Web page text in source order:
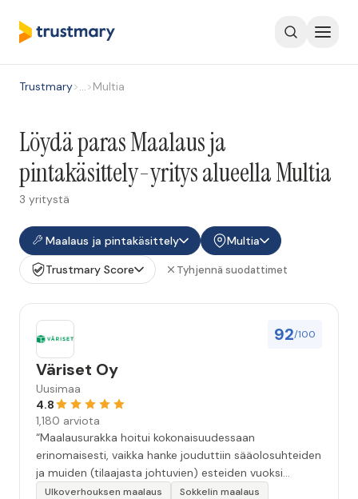
Trustmary>…>Multia
Löydä paras Maalaus ja
pintakäsittely-yritys alueella Multia
3 yritystä
Maalaus ja pintakäsittely
Multia
Trustmary Score
Tyhjennä suodattimet
92/100
Väriset Oy
Uusimaa
4.8
1,180 arviota
“Maalausurakka hoitui kokonaisuudessaan
erinomaisesti, vaikka hanke jouduttiin sääolosuhteiden
ja muiden (tilaajasta johtuvien) esteiden vuoksi
keskeyttämään n. 3 viikoksi. Maalaistulos on oikein
Ulkoverhouksen maalaus
Sokkelin maalaus